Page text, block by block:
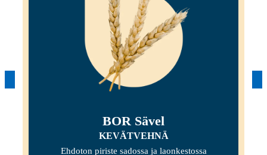
BOR Sävel
KEVÄTVEHNÄ
Ehdoton piriste sadossa ja laonkestossa